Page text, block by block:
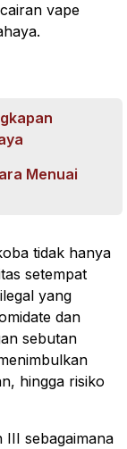
vape
Menuai
tidak hanya
setempat
yang
dan
sebutan
hingga risiko
III sebagaimana